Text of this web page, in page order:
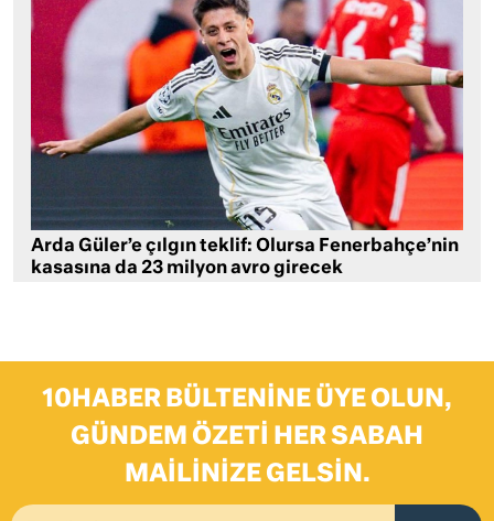
Arda Güler’e çılgın teklif: Olursa Fenerbahçe’nin
kasasına da 23 milyon avro girecek
10HABER BÜLTENINE ÜYE OLUN,
GÜNDEM ÖZETI HER SABAH
MAILINIZE GELSIN.